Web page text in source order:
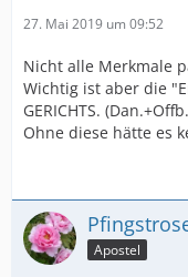
27. Mai 2019 um 09:52
Nicht alle Merkmale
Wichtig ist aber die
GERICHTS.
Ohne diese hätte es
Apostel